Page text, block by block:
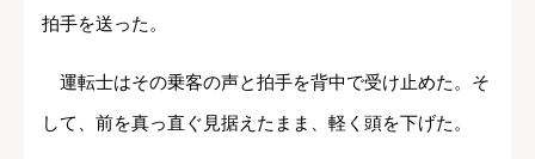
拍手を送った。
運転士はその乗客の声と拍手を背中で受け止めた。そ
して、前を真っ直ぐ見据えたまま、軽く頭を下げた。